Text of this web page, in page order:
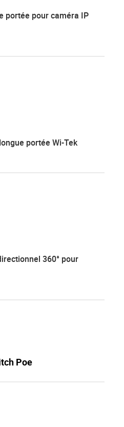
portée pour caméra IP
portée Wi-Tek
360° pour
Poe